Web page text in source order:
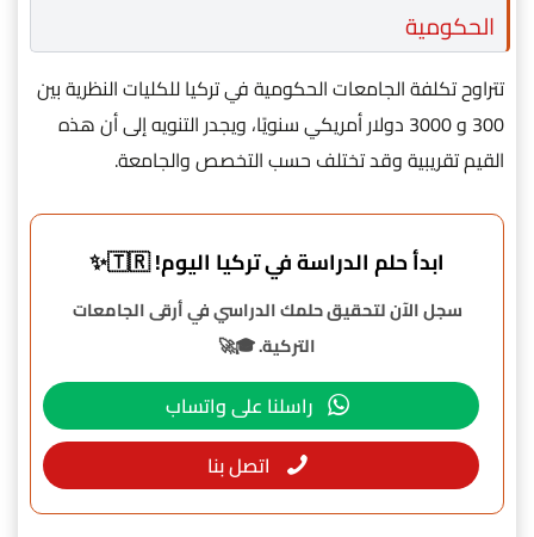
الحكومية
تتراوح تكلفة الجامعات الحكومية في تركيا للكليات النظرية بين
300 و 3000 دولار أمريكي سنويًا، ويجدر التنويه إلى أن هذه
القيم تقريبية وقد تختلف حسب التخصص والجامعة.
ابدأ حلم الدراسة في تركيا اليوم! 🇹🇷✨
سجل الآن لتحقيق حلمك الدراسي في أرقى الجامعات
التركية. 🎓🚀
راسلنا على واتساب
اتصل بنا